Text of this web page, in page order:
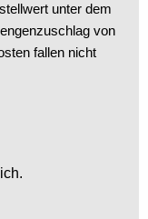
unter dem
von
fallen nicht